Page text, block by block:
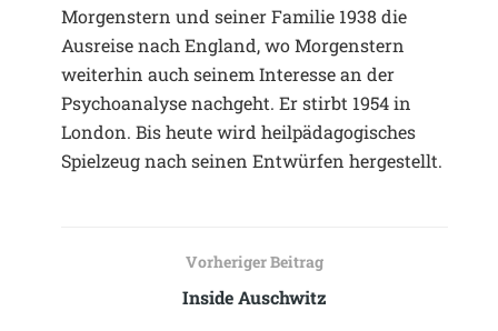
Morgenstern und seiner Familie 1938 die
Ausreise nach England, wo Morgenstern
weiterhin auch seinem Interesse an der
Psychoanalyse nachgeht. Er stirbt 1954 in
London. Bis heute wird heilpädagogisches
Spielzeug nach seinen Entwürfen hergestellt.
Vorheriger Beitrag
Inside Auschwitz